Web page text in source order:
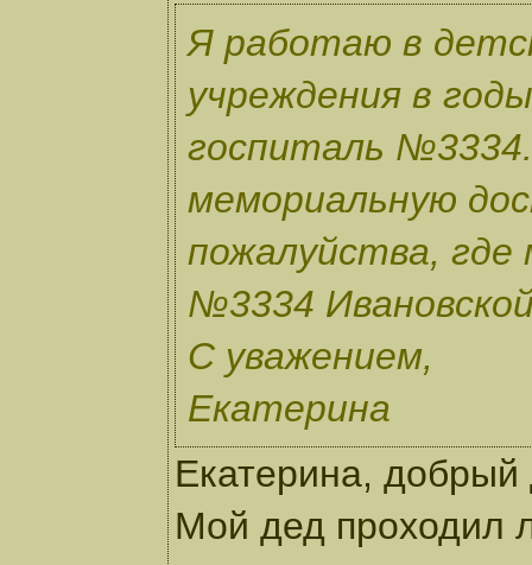
Я работаю в
учреждения в
госпиталь
мемориальную
пожалуйства,
№3334
С уважением,
Екатерина
Екатерина, добрый
Мой дед проходил